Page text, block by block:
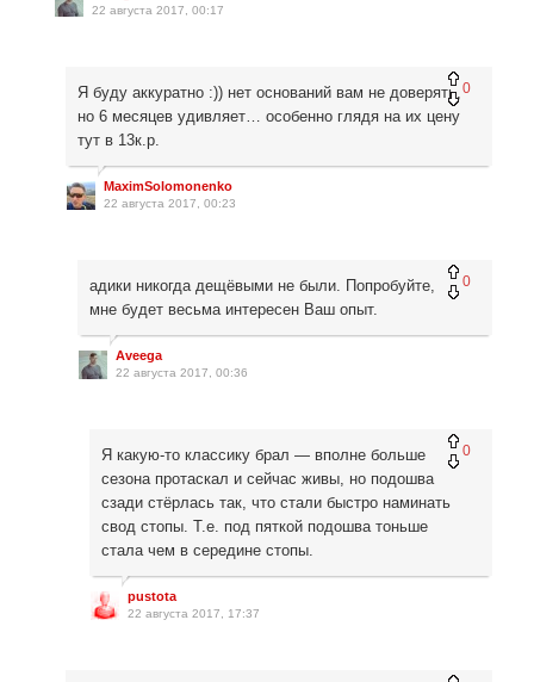
22 августа 2017, 00:17
0
Я буду аккуратно :)) нет оснований вам не доверять,
но 6 месяцев удивляет… особенно глядя на их цену
тут в 13к.р.
MaximSolomonenko
22 августа 2017, 00:23
0
адики никогда дещёвыми не были. Попробуйте,
мне будет весьма интересен Ваш опыт.
Aveega
22 августа 2017, 00:36
0
Я какую-то классику брал — вполне больше
сезона протаскал и сейчас живы, но подошва
сзади стёрлась так, что стали быстро наминать
свод стопы. Т.е. под пяткой подошва тоньше
стала чем в середине стопы.
pustota
22 августа 2017, 17:37